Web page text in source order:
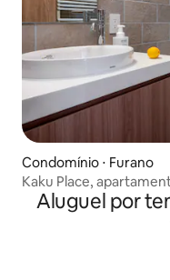
Condomínio ⋅ Furano
Kaku Place,
Aluguel por